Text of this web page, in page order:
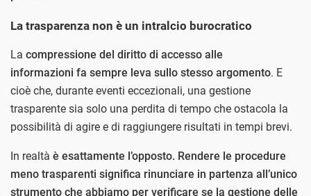
La trasparenza non è un intralcio burocratico
La compressione del diritto di accesso alle
informazioni fa sempre leva sullo stesso argomento. E
cioè che, durante eventi eccezionali, una gestione
trasparente sia solo una perdita di tempo che ostacola la
possibilità di agire e di raggiungere risultati in tempi brevi.
In realtà è esattamente l’opposto. Rendere le procedure
meno trasparenti significa rinunciare in partenza all’unico
strumento che abbiamo per verificare se la gestione delle